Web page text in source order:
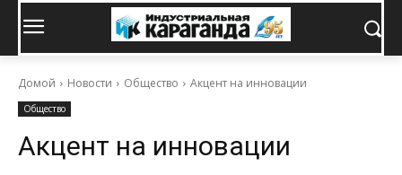
Домой Новости Общество Акцент на инновации
Общество
Акцент на инновации